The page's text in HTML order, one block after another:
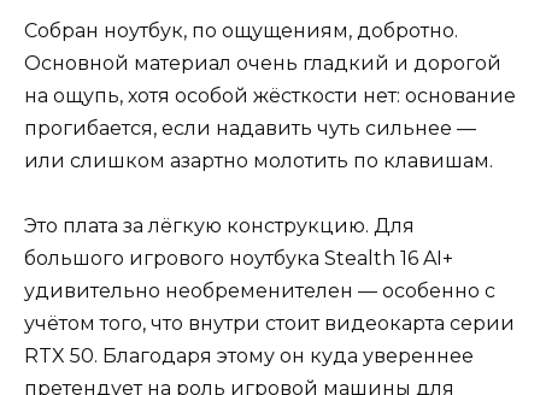
Собран ноутбук, по ощущениям, добротно.
Основной материал очень гладкий и дорогой
на ощупь, хотя особой жёсткости нет: основание
прогибается, если надавить чуть сильнее —
или слишком азартно молотить по клавишам.
Это плата за лёгкую конструкцию. Для
большого игрового ноутбука Stealth 16 AI+
удивительно необременителен — особенно с
учётом того, что внутри стоит видеокарта серии
RTX 50. Благодаря этому он куда увереннее
претендует на роль игровой машины для